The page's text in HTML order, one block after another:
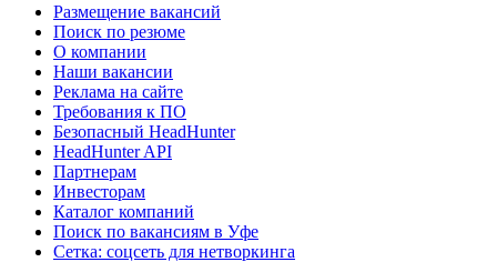
Размещение вакансий
Поиск по резюме
О компании
Наши вакансии
Реклама на сайте
Требования к ПО
Безопасный HeadHunter
HeadHunter API
Партнерам
Инвесторам
Каталог компаний
Поиск по вакансиям в Уфе
Сетка: соцсеть для нетворкинга